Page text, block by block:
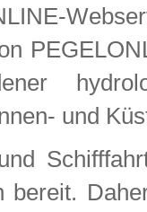
und
bereit.